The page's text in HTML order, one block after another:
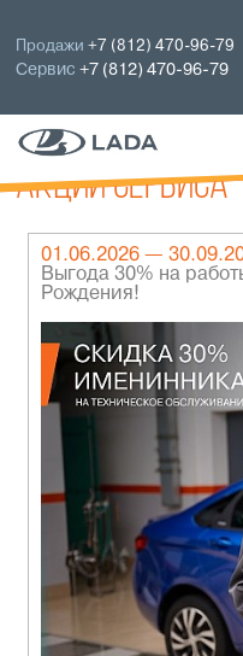
Продажи+7 (812) 470-96-79
Сервис+7 (812) 470-96-79
Акции сервиса
01.06.2026 —
Выгода 30% на
Рождения!